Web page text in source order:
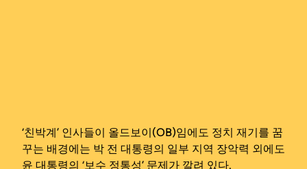
‘친박계’ 인사들이 올드보이(OB)임에도 정치 재기를 꿈
꾸는 배경에는 박 전 대통령의 일부 지역 장악력 외에도
윤 대통령의 ‘보수 정통성’ 문제가 깔려 있다.